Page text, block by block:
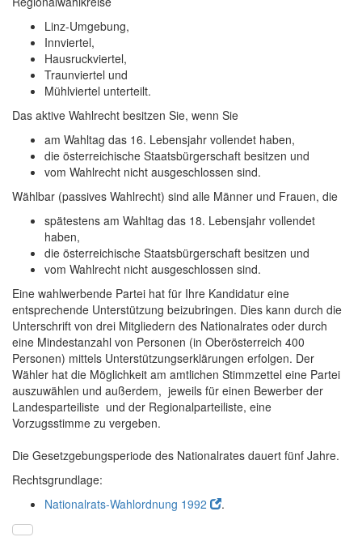
Linz-Umgebung,
Innviertel,
Hausruckviertel,
Traunviertel und
Mühlviertel unterteilt.
Das aktive Wahlrecht besitzen Sie, wenn Sie
am Wahltag das 16. Lebensjahr vollendet haben,
die österreichische Staatsbürgerschaft besitzen und
vom Wahlrecht nicht ausgeschlossen sind.
Wählbar (passives Wahlrecht) sind alle Männer und Frauen, die
spätestens am Wahltag das 18. Lebensjahr vollendet
haben,
die österreichische Staatsbürgerschaft besitzen und
vom Wahlrecht nicht ausgeschlossen sind.
Eine wahlwerbende Partei hat für Ihre Kandidatur eine
entsprechende Unterstützung beizubringen. Dies kann durch die
Unterschrift von drei Mitgliedern des Nationalrates oder durch
eine Mindestanzahl von Personen (in Oberösterreich 400
Personen) mittels Unterstützungserklärungen erfolgen. Der
Wähler hat die Möglichkeit am amtlichen Stimmzettel eine Partei
auszuwählen und außerdem, jeweils für einen Bewerber der
Landesparteiliste und der Regionalparteiliste, eine
Vorzugsstimme zu vergeben.
Die Gesetzgebungsperiode des Nationalrates dauert fünf Jahre.
Rechtsgrundlage:
Nationalrats-Wahlordnung 1992
.